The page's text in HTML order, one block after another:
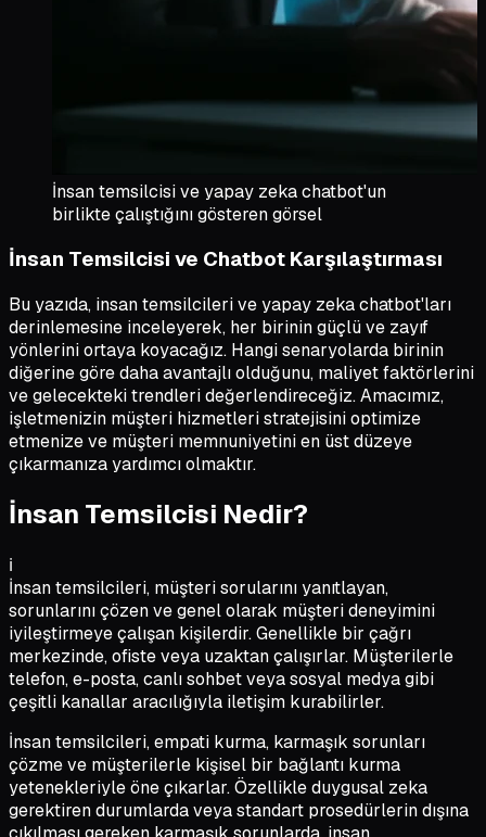
İnsan temsilcisi ve yapay zeka chatbot'un
birlikte çalıştığını gösteren görsel
İnsan Temsilcisi ve Chatbot Karşılaştırması
Bu yazıda, insan temsilcileri ve yapay zeka chatbot'ları
derinlemesine inceleyerek, her birinin güçlü ve zayıf
yönlerini ortaya koyacağız. Hangi senaryolarda birinin
diğerine göre daha avantajlı olduğunu, maliyet faktörlerini
ve gelecekteki trendleri değerlendireceğiz. Amacımız,
işletmenizin müşteri hizmetleri stratejisini optimize
etmenize ve müşteri memnuniyetini en üst düzeye
çıkarmanıza yardımcı olmaktır.
İnsan Temsilcisi Nedir?
ℹ️
İnsan temsilcileri, müşteri sorularını yanıtlayan,
sorunlarını çözen ve genel olarak müşteri deneyimini
iyileştirmeye çalışan kişilerdir. Genellikle bir çağrı
merkezinde, ofiste veya uzaktan çalışırlar. Müşterilerle
telefon, e-posta, canlı sohbet veya sosyal medya gibi
çeşitli kanallar aracılığıyla iletişim kurabilirler.
İnsan temsilcileri, empati kurma, karmaşık sorunları
çözme ve müşterilerle kişisel bir bağlantı kurma
yetenekleriyle öne çıkarlar. Özellikle duygusal zeka
gerektiren durumlarda veya standart prosedürlerin dışına